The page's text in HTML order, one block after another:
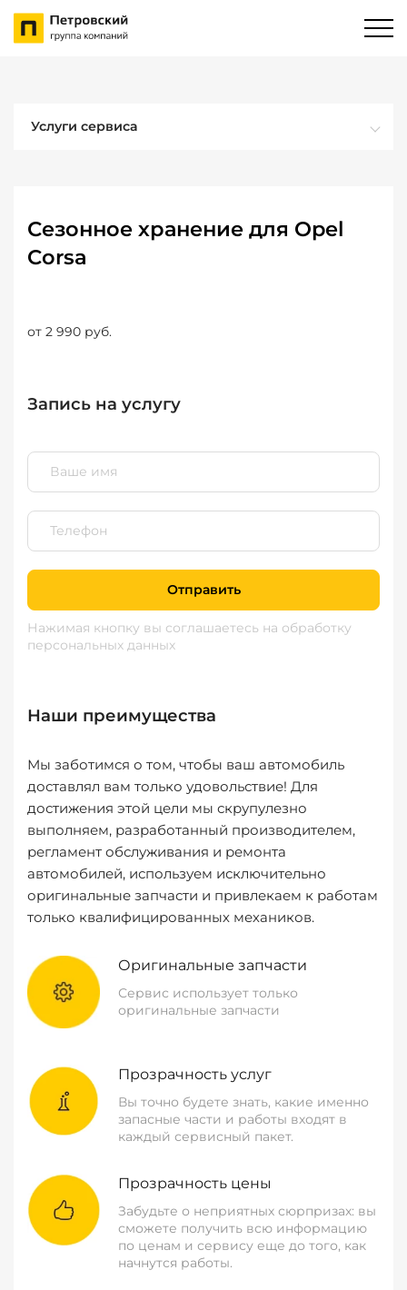
Услуги сервиса
Сезонное хранение для Opel
Corsa
от 2 990 руб.
Запись на услугу
Отправить
Нажимая кнопку вы соглашаетесь на обработку
персональных данных
Наши преимущества
Мы заботимся о том, чтобы ваш автомобиль
доставлял вам только удовольствие! Для
достижения этой цели мы скрупулезно
выполняем, разработанный производителем,
регламент обслуживания и ремонта
автомобилей, используем исключительно
оригинальные запчасти и привлекаем к работам
только квалифицированных механиков.
Оригинальные запчасти
Сервис использует только
оригинальные запчасти
Прозрачность услуг
Вы точно будете знать, какие именно
запасные части и работы входят в
каждый сервисный пакет.
Прозрачность цены
Забудьте о неприятных сюрпризах: вы
сможете получить всю информацию
по ценам и сервису еще до того, как
начнутся работы.